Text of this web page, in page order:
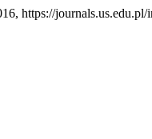
https://